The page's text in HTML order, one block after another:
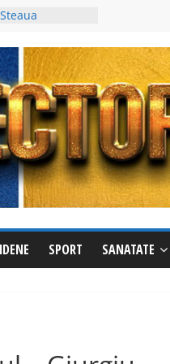
Sunați
al Cupei
a fost
deși avea un
la Izvoru
pentru a
oraș
SPORT SANATATE